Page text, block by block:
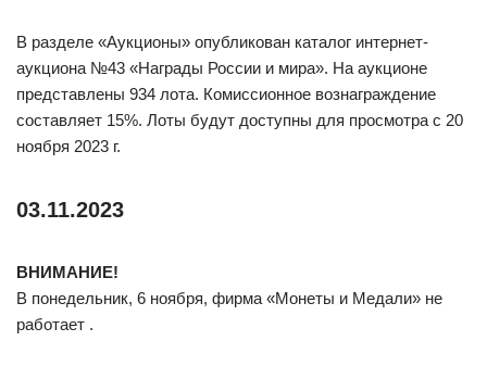
В разделе «Аукционы» опубликован каталог интернет-
аукциона №43 «Награды России и мира». На аукционе
представлены 934 лота. Комиссионное вознаграждение
составляет 15%. Лоты будут доступны для просмотра с 20
ноября 2023 г.
03.11.2023
ВНИМАНИЕ!
В понедельник, 6 ноября, фирма «Монеты и Медали» не
работает .